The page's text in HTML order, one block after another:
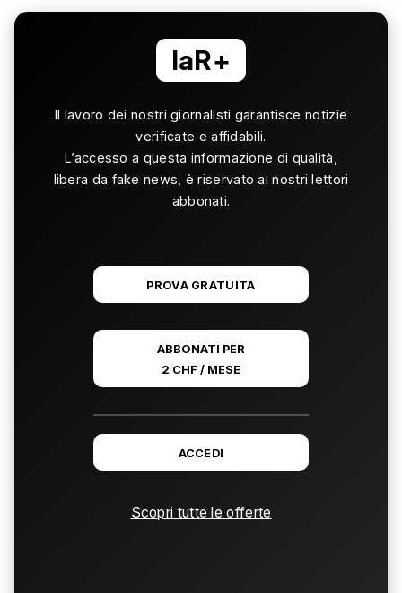
laR+
Il lavoro dei nostri giornalisti garantisce notizie
verificate e affidabili.
L’accesso a questa informazione di qualità,
libera da fake news, è riservato ai nostri lettori
abbonati.
PROVA GRATUITA
ABBONATI PER
2 CHF / MESE
ACCEDI
Scopri tutte le offerte